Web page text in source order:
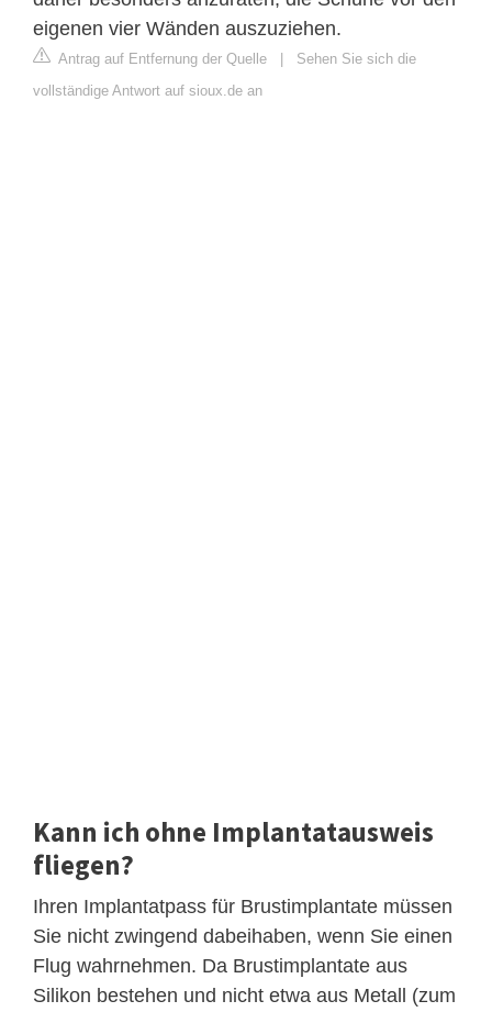
eigenen vier Wänden auszuziehen.
Antrag auf Entfernung der Quelle | Sehen Sie sich die
vollständige Antwort auf sioux.de an
Kann ich ohne Implantatausweis
fliegen?
Ihren Implantatpass für Brustimplantate müssen
Sie nicht zwingend dabeihaben, wenn Sie einen
Flug wahrnehmen. Da Brustimplantate aus
Silikon bestehen und nicht etwa aus Metall (zum